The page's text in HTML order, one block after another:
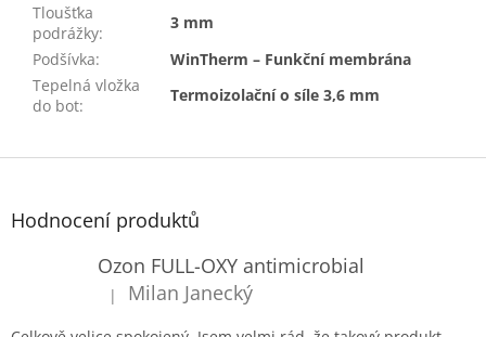
Tloušťka
podrážky:
3 mm
Podšívka:
WinTherm – Funkční membrána
Tepelná vložka
do bot:
Termoizolační o síle 3,6 mm
Z
Hodnocení produktů
Ozon FULL-OXY antimicrobial
Hodnocení produktu je 5 z 5 hvězdiček.
| Milan Janecký